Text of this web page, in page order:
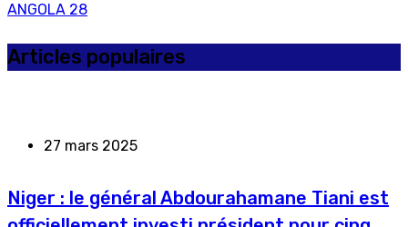
ANGOLA 28
Articles populaires
27 mars 2025
Niger : le général Abdourahamane Tiani est